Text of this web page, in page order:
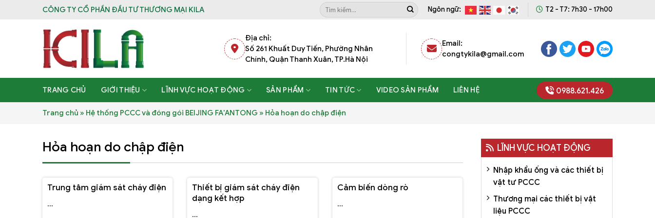
CÔNG TY CỔ PHẦN ĐẦU TƯ THƯƠNG MẠI KILA
Tìm
kiếm:
Ngôn ngữ: T2 - T7: 7h30 - 17h00
Địa chỉ:
Số 261 Khuất Duy Tiến, Phường Nhân
Chính, Quận Thanh Xuân, TP.Hà Nội
Email:
congtykila@gmail.com
TRANG CHỦ GIỚI THIỆU LĨNH VỰC HOẠT ĐỘNG SẢN PHẨM TIN TỨC VIDEO SẢN PHẨM LIÊN HỆ 0988.621.426
Trang chủ » Hệ thống PCCC và đóng gói BEIJING FA'ANTONG » Hỏa hoạn do chập điện
Hỏa hoạn do chập điện
Trung tâm giám sát cháy điện
...
Thiết bị giám sát cháy điện
dạng kết hợp
...
Cảm biến dòng rò
...
LĨNH VỰC HOẠT ĐỘNG
Nhập khẩu ống và các thiết bị
vật tư PCCC
Thương mại các thiết bị vật
liệu PCCC